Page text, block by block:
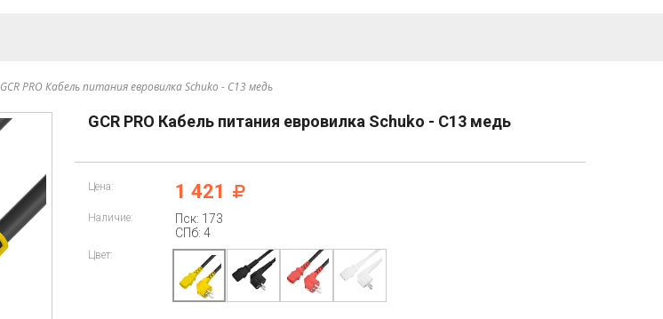
GCR PRO Кабель питания евровилка Schuko - С13 медь
GCR PRO Кабель питания евровилка Schuko - С13 медь
Цена: 1 421
Наличие:
Пск: 173
СПб: 4
Цвет: